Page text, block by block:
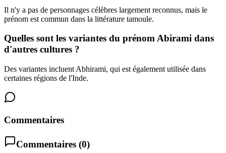
Il n'y a pas de personnages célèbres largement reconnus, mais le
prénom est commun dans la littérature tamoule.
Quelles sont les variantes du prénom Abirami dans
d'autres cultures ?
Des variantes incluent Abhirami, qui est également utilisée dans
certaines régions de l'Inde.
Commentaires
Commentaires (0)